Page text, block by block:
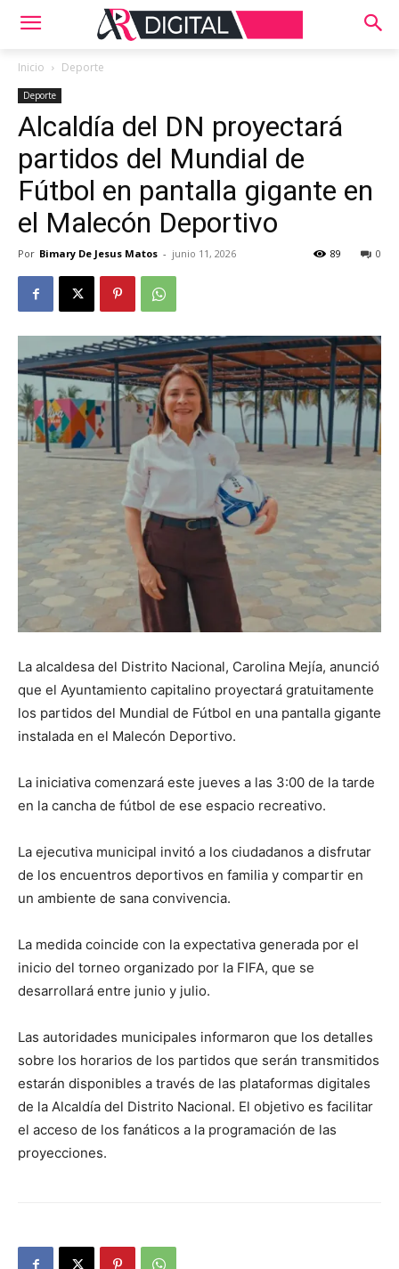
Inicio Deporte
Deporte
Alcaldía del DN proyectará
partidos del Mundial de
Fútbol en pantalla gigante en
el Malecón Deportivo
Por Bimary De Jesus Matos - junio 11, 2026 0
89
La alcaldesa del Distrito Nacional, Carolina Mejía, anunció
que el Ayuntamiento capitalino proyectará gratuitamente
los partidos del Mundial de Fútbol en una pantalla gigante
instalada en el Malecón Deportivo.
La iniciativa comenzará este jueves a las 3:00 de la tarde
en la cancha de fútbol de ese espacio recreativo.
La ejecutiva municipal invitó a los ciudadanos a disfrutar
de los encuentros deportivos en familia y compartir en
un ambiente de sana convivencia.
La medida coincide con la expectativa generada por el
inicio del torneo organizado por la FIFA, que se
desarrollará entre junio y julio.
Las autoridades municipales informaron que los detalles
sobre los horarios de los partidos que serán transmitidos
estarán disponibles a través de las plataformas digitales
de la Alcaldía del Distrito Nacional. El objetivo es facilitar
el acceso de los fanáticos a la programación de las
proyecciones.